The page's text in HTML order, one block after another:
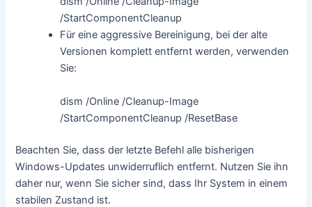
/StartComponentCleanup
Für eine aggressive Bereinigung, bei der alte
Versionen komplett entfernt werden, verwenden
Sie:
dism /Online /Cleanup-Image
/StartComponentCleanup /ResetBase
Beachten Sie, dass der letzte Befehl alle bisherigen
Windows-Updates unwiderruflich entfernt. Nutzen Sie ihn
daher nur, wenn Sie sicher sind, dass Ihr System in einem
stabilen Zustand ist.